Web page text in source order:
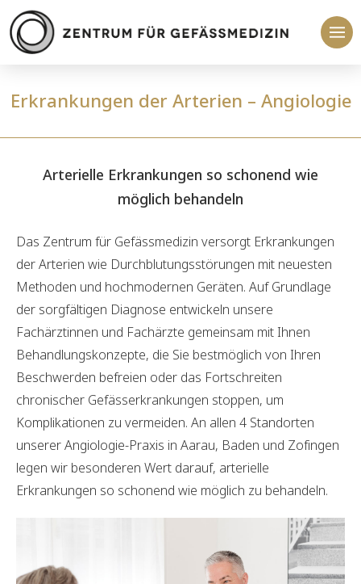
Erkrankungen der Arterien – Angiologie
Arterielle Erkrankungen so schonend wie
möglich behandeln
Das Zentrum für Gefässmedizin versorgt Erkrankungen
der Arterien wie Durchblutungsstörungen mit neuesten
Methoden und hochmodernen Geräten. Auf Grundlage
der sorgfältigen Diagnose entwickeln unsere
Fachärztinnen und Fachärzte gemeinsam mit Ihnen
Behandlungskonzepte, die Sie bestmöglich von Ihren
Beschwerden befreien oder das Fortschreiten
chronischer Gefässerkrankungen stoppen, um
Komplikationen zu vermeiden. An allen 4 Standorten
unserer Angiologie-Praxis in Aarau, Baden und Zofingen
legen wir besonderen Wert darauf, arterielle
Erkrankungen so schonend wie möglich zu behandeln.